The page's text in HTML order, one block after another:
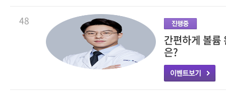
48
간편하게 볼륨
은?